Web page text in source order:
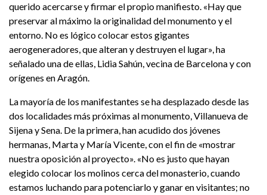
querido acercarse y firmar el propio manifiesto. «Hay que
preservar al máximo la originalidad del monumento y el
entorno. No es lógico colocar estos gigantes
aerogeneradores, que alteran y destruyen el lugar», ha
señalado una de ellas, Lidia Sahún, vecina de Barcelona y con
orígenes en Aragón.
La mayoría de los manifestantes se ha desplazado desde las
dos localidades más próximas al monumento, Villanueva de
Sijena y Sena. De la primera, han acudido dos jóvenes
hermanas, Marta y María Vicente, con el fin de «mostrar
nuestra oposición al proyecto». «No es justo que hayan
elegido colocar los molinos cerca del monasterio, cuando
estamos luchando para potenciarlo y ganar en visitantes; no